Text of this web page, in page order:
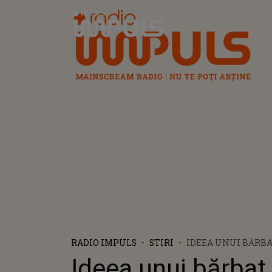
Radio Impuls
RADIO IMPULS STIRI
IDEEA UNUI
IMAGINAȚIEI. ȘI-A